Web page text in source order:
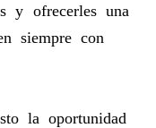
y ofrecerles una
siempre con
la oportunidad